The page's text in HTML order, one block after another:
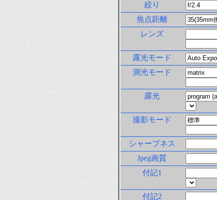
絞り
焦点距離
レンズ
露光モード
測光モード
露光
撮影モード
シャープネス
Jpeg画質
付記1
付記2